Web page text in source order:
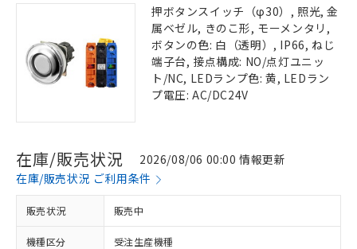
押ボタンスイッチ（φ30）, 照光, 金
属ベゼル, きのこ形, モーメンタリ,
ボタンの色: 白（透明）, IP66, ねじ
端子台, 接点構成: NO/点灯ユニッ
ト/NC, LEDランプ色: 黄, LEDラン
プ電圧: AC/DC24V
在庫/販売状況
2026/08/06 00:00 情報更新
在庫/販売状況 ご利用条件
販売状況 販売中
機種区分 受注生産機種